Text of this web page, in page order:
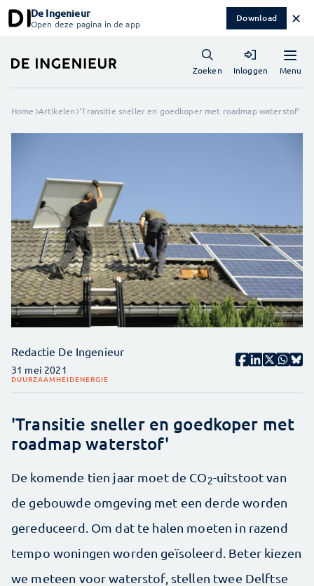
De Ingenieur
Open deze pagina in de app Download ✕
Menu
Zoeken Inloggen
Home Artikelen 'Transitie sneller en goedkoper met roadmap waterstof'
Redactie De Ingenieur
31 mei 2021
DUURZAAMHEIDENERGIE
'Transitie sneller en goedkoper met
roadmap waterstof'
De komende tien jaar moet de CO2-uitstoot van
de gebouwde omgeving met een derde worden
gereduceerd. Om dat te halen moeten in razend
tempo woningen worden geïsoleerd. Beter kiezen
we meteen voor waterstof, stellen twee Delftse